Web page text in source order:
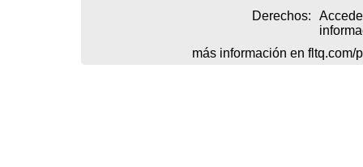
Derechos:
más información en fltq.com/